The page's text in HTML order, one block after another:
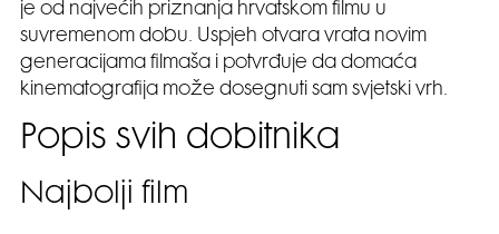
je od najvećih priznanja hrvatskom filmu u
suvremenom dobu. Uspjeh otvara vrata novim
generacijama filmaša i potvrđuje da domaća
kinematografija može dosegnuti sam svjetski vrh.
Popis svih dobitnika
Najbolji film